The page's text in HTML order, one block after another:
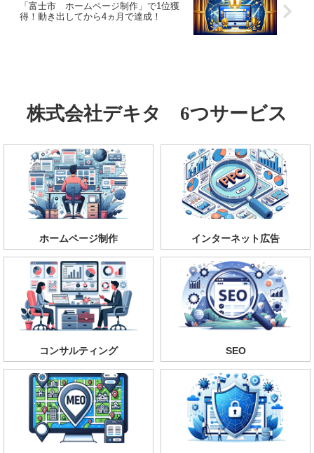
「富士市 ホームページ制作」で1位獲
得！動き出してから4ヵ月で達成！
株式会社デキタ 6つサービス
ホームページ制作 インターネット広告
コンサルティング SEO